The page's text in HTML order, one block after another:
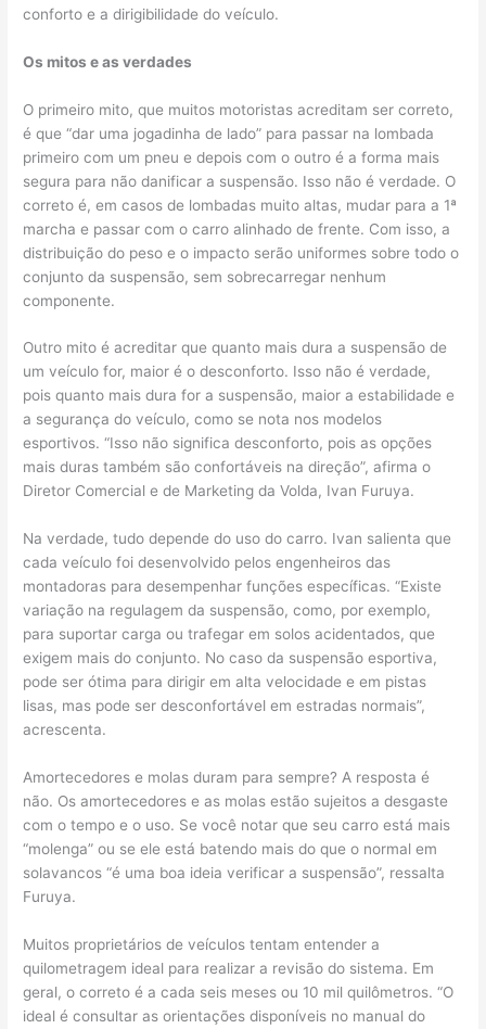
conforto e a dirigibilidade do veículo.
Os mitos e as verdades
O primeiro mito, que muitos motoristas acreditam ser correto,
é que “dar uma jogadinha de lado” para passar na lombada
primeiro com um pneu e depois com o outro é a forma mais
segura para não danificar a suspensão. Isso não é verdade. O
correto é, em casos de lombadas muito altas, mudar para a 1ª
marcha e passar com o carro alinhado de frente. Com isso, a
distribuição do peso e o impacto serão uniformes sobre todo o
conjunto da suspensão, sem sobrecarregar nenhum
componente.
Outro mito é acreditar que quanto mais dura a suspensão de
um veículo for, maior é o desconforto. Isso não é verdade,
pois quanto mais dura for a suspensão, maior a estabilidade e
a segurança do veículo, como se nota nos modelos
esportivos. “Isso não significa desconforto, pois as opções
mais duras também são confortáveis na direção”, afirma o
Diretor Comercial e de Marketing da Volda, Ivan Furuya.
Na verdade, tudo depende do uso do carro. Ivan salienta que
cada veículo foi desenvolvido pelos engenheiros das
montadoras para desempenhar funções específicas. “Existe
variação na regulagem da suspensão, como, por exemplo,
para suportar carga ou trafegar em solos acidentados, que
exigem mais do conjunto. No caso da suspensão esportiva,
pode ser ótima para dirigir em alta velocidade e em pistas
lisas, mas pode ser desconfortável em estradas normais”,
acrescenta.
Amortecedores e molas duram para sempre? A resposta é
não. Os amortecedores e as molas estão sujeitos a desgaste
com o tempo e o uso. Se você notar que seu carro está mais
“molenga” ou se ele está batendo mais do que o normal em
solavancos “é uma boa ideia verificar a suspensão”, ressalta
Furuya.
Muitos proprietários de veículos tentam entender a
quilometragem ideal para realizar a revisão do sistema. Em
geral, o correto é a cada seis meses ou 10 mil quilômetros. “O
ideal é consultar as orientações disponíveis no manual do